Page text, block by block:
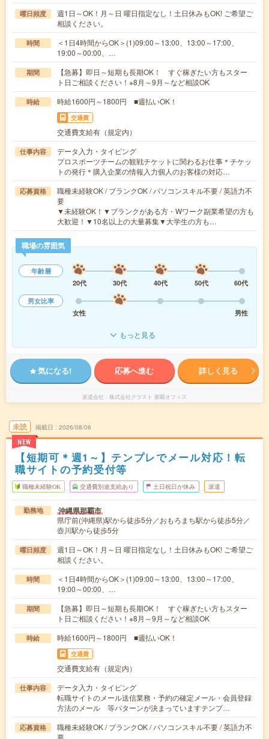
曜日頻度
週1日～OK！月～日 曜日指定なし！土日休みもOK! ご希望ご
相談ください。
時間
＜1日4時間からOK＞(1)09:00～13:00、13:00～17:00、
19:00～00:00、…
期間
【急募】即日～短期も長期OK！ すぐ稼ぎたい方もスター
ト日ご相談ください！※8月～9月～など相談OK
時給 時給1600円～1800円 ■週払いOK！
交通費
交通費支給有（規定内）
仕事内容
データ入力・タイピング
プロスポーツチームの観戦チケットに関わるお仕事＊チケッ
トの発行＊購入企業の情報入力個人のお客様の対応…
応募資格
職種未経験OK / ブランクOK / パソコンスキル不要 / 英語力不
要
▼未経験OK！▼ブランクがある方・Wワーク副業希望の方も
大歓迎！▼10名以上の大量募集▼大学生の方も…
職場の雰囲気
年齢層
20代
30代 40代 50代
60代
男女比率
女性
男性
もっと見る
気になる! 応募へ進む 詳しく見る
派遣会社 株式会社グラスト 那覇オフィス
未読
NEW
掲載日 2026/08/06
【短期可＊週1～】テンプレでメール対応！転
職サイトの予約受付等
職種未経験OK 交通費別途支給あり 土日祝日が休み 派遣
勤務地 沖縄県那覇市
県庁前(沖縄県)駅から徒歩5分／おもろまち駅から徒歩5分／
壺川駅から徒歩5分
曜日頻度
週1日～OK！月～日 曜日指定なし！土日休みもOK! ご希望ご
相談ください。
時間
＜1日4時間からOK＞(1)09:00～13:00、13:00～17:00、
19:00～00:00、…
期間
【急募】即日～短期も長期OK！ すぐ稼ぎたい方もスター
ト日ご相談ください！※8月～9月～など相談OK
時給 時給1600円～1800円 ■週払いOK！
交通費
交通費支給有（規定内）
仕事内容
データ入力・タイピング
転職サイトのメール送信業務・予約の確定メール・会員登録
方法のメール 等パターンが決まっていますテンプ…
応募資格
職種未経験OK / ブランクOK / パソコンスキル不要 / 英語力不